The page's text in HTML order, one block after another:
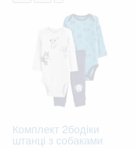
Комплект 2бодіки
штанці з собаками